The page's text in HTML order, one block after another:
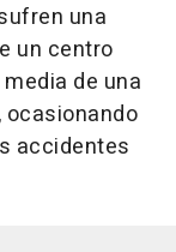
una
un centro
de una
accidentes